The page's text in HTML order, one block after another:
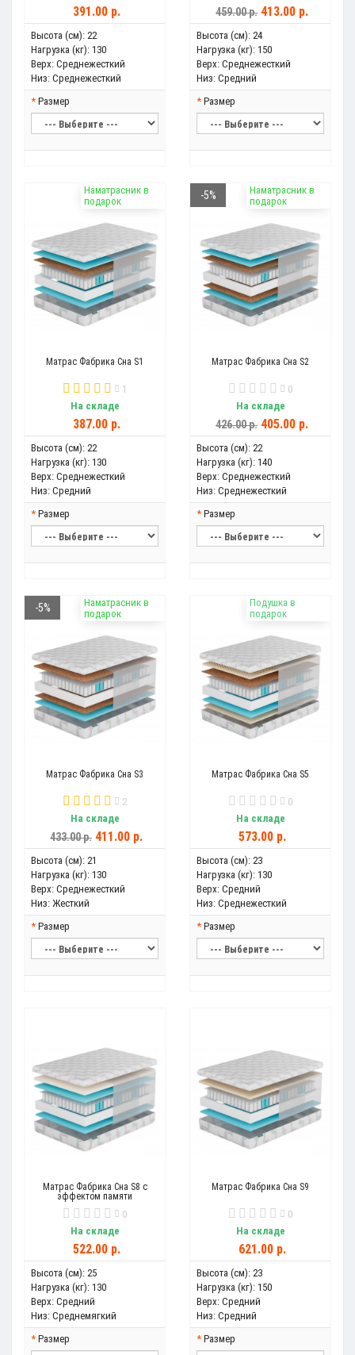
391.00 р.
Высота (см): 22
Нагрузка (кг): 130
Верх: Среднежесткий
Низ: Среднежесткий
Размер
459.00 р. 413.00 р.
Высота (см): 24
Нагрузка (кг): 150
Верх: Среднежесткий
Низ: Средний
Размер
Наматрасник в
подарок
Матрас Фабрика Сна S1
1
На складе
387.00 р.
Высота (см): 22
Нагрузка (кг): 130
Верх: Среднежесткий
Низ: Средний
Размер
Наматрасник в
подарок
-5%
Матрас Фабрика Сна S2
0
На складе
426.00 р. 405.00 р.
Высота (см): 22
Нагрузка (кг): 140
Верх: Среднежесткий
Низ: Среднежесткий
Размер
Наматрасник в
подарок
-5%
Матрас Фабрика Сна S3
2
На складе
433.00 р. 411.00 р.
Высота (см): 21
Нагрузка (кг): 130
Верх: Среднежесткий
Низ: Жесткий
Размер
Подушка в
подарок
Матрас Фабрика Сна S5
0
На складе
573.00 р.
Высота (см): 23
Нагрузка (кг): 130
Верх: Средний
Низ: Среднежесткий
Размер
Матрас Фабрика Сна S8 с
эффектом памяти
0
На складе
522.00 р.
Высота (см): 25
Нагрузка (кг): 130
Верх: Средний
Низ: Среднемягкий
Размер
Матрас Фабрика Сна S9
0
На складе
621.00 р.
Высота (см): 23
Нагрузка (кг): 150
Верх: Средний
Низ: Средний
Размер